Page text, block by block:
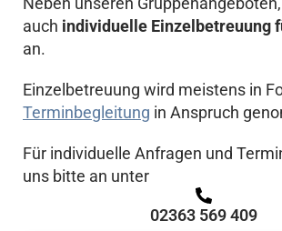
auch individuelle Einzelbetreuung
an.
Einzelbetreuung wird meistens in
Terminbegleitung in Anspruch
Für individuelle Anfragen und
uns bitte an unter
02363 569 409